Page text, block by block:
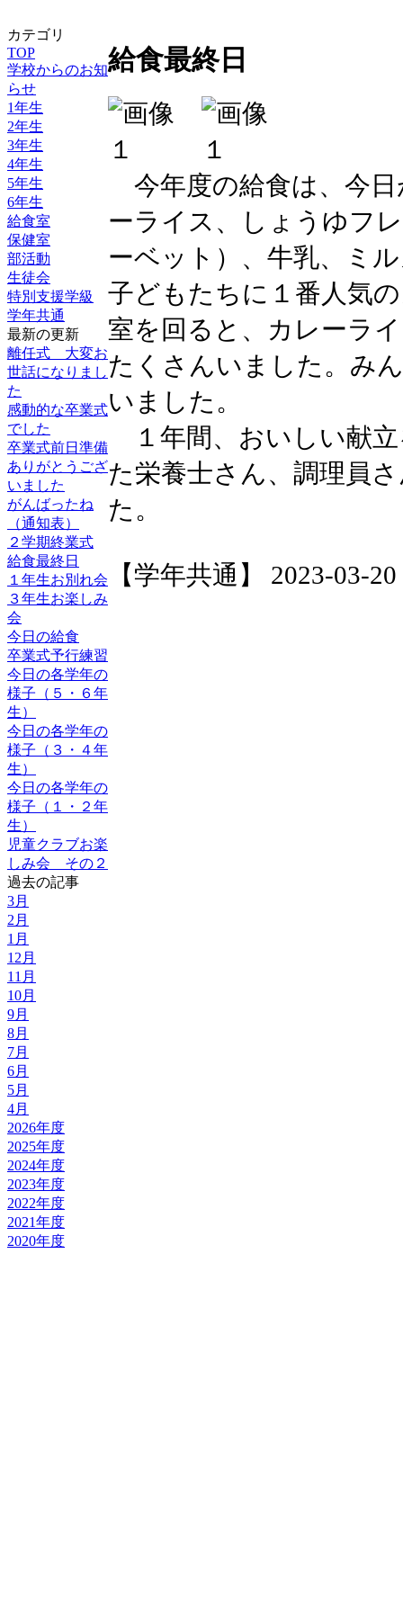
カテゴリ
TOP
学校からのお知
らせ
1年生
2年生
3年生
4年生
5年生
6年生
給食室
保健室
部活動
生徒会
特別支援学級
学年共通
最新の更新
離任式 大変お
世話になりまし
た
感動的な卒業式
でした
卒業式前日準備
ありがとうござ
いました
がんばったね
（通知表）
２学期終業式
給食最終日
１年生お別れ会
３年生お楽しみ
会
今日の給食
卒業式予行練習
今日の各学年の
様子（５・６年
生）
今日の各学年の
様子（３・４年
生）
今日の各学年の
様子（１・２年
生）
児童クラブお楽
しみ会 その２
過去の記事
3月
2月
1月
12月
11月
10月
9月
8月
7月
6月
5月
4月
2026年度
2025年度
2024年度
2023年度
2022年度
2021年度
2020年度
給食最終日
今年度の給食は、今
ーライス、しょうゆフ
ーベット）、牛乳、ミ
子どもたちに１番人気
室を回ると、カレーラ
たくさんいました。み
いました。
１年間、おいしい献
た栄養士さん、調理員
た。
【学年共通】 2023-03-